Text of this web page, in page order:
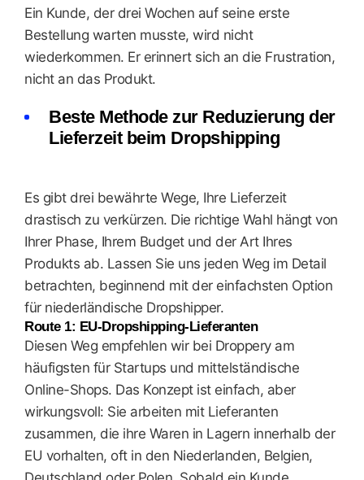
Ein Kunde, der drei Wochen auf seine erste
Bestellung warten musste, wird nicht
wiederkommen. Er erinnert sich an die Frustration,
nicht an das Produkt.
Beste Methode zur Reduzierung der
Lieferzeit beim Dropshipping
Es gibt drei bewährte Wege, Ihre Lieferzeit
drastisch zu verkürzen. Die richtige Wahl hängt von
Ihrer Phase, Ihrem Budget und der Art Ihres
Produkts ab. Lassen Sie uns jeden Weg im Detail
betrachten, beginnend mit der einfachsten Option
für niederländische Dropshipper.
Route 1: EU-Dropshipping-Lieferanten
Diesen Weg empfehlen wir bei Droppery am
häufigsten für Startups und mittelständische
Online-Shops. Das Konzept ist einfach, aber
wirkungsvoll: Sie arbeiten mit Lieferanten
zusammen, die ihre Waren in Lagern innerhalb der
EU vorhalten, oft in den Niederlanden, Belgien,